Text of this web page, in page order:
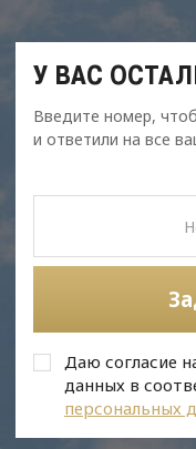
У ВАС
Введите номер,
и ответили на все
Даю согласие
данных в
персональных